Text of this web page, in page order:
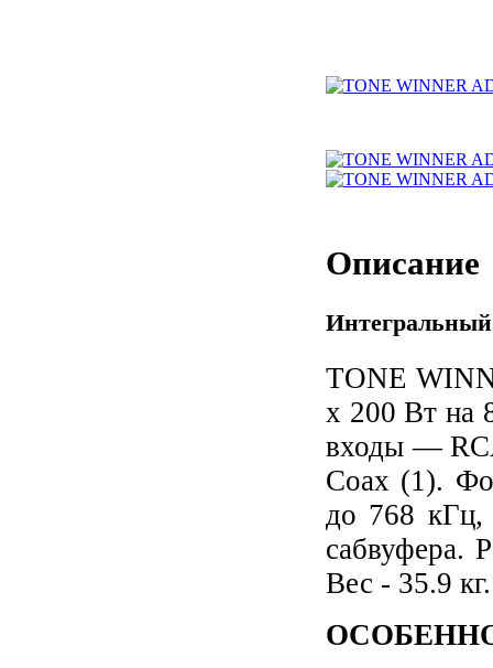
Описание
TONE
х 200 Вт на
входы —
Coax (1).
до 768 кГц,
Вес - 35.9 кг.